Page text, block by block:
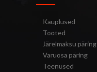
Kauplused
Tooted
Järelmaksu päring
Varuosa päring
Teenused